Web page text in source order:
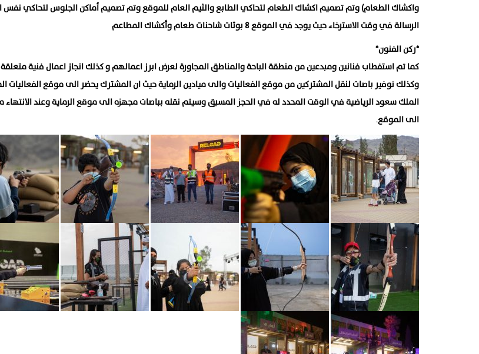
واكشاك الطعام) وتم تصميم اكشاك الطعام لتحاكي الطابع والثيم العام للموقع وتم تصميم أماكن الجلوس لتحاكي
الرسالة في وقت الاسترخاء حيث يوجد في الموقع ٨ بوثات شاحنات طعام وأكشاك المطاعم
*ركن الفنون*
كما تم استفطاب فنانين ومبدعين من منطقة الباحة والمناطق المجاورة لعرض ابرز اعمالهم و كذلك انجاز اعمال فنية متعلقة
وكذلك توفير باصات لنقل المشتركين من موقع الفعاليات والى ميادين الرماية حيث ان المشترك يحضر الى موقع الفعاليات
الملك سعود الرياضية في الوقت المحدد له في الحجز المسبق وسيتم نقله بباصات مجهزه الى موقع الرماية وعند الانتهاء
الى الموقع.